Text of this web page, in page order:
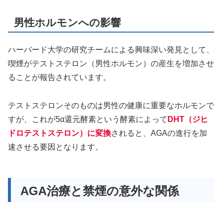
男性ホルモンへの影響
ハーバード大学の研究チームによる興味深い発見として、
喫煙がテストステロン（男性ホルモン）の産生を増加させ
ることが報告されています。
テストステロンそのものは男性の健康に重要なホルモンで
すが、これが5α還元酵素という酵素によって DHT（ジヒ
ドロテストステロン）に変換されると、AGAの進行を加
速させる要因となります。
AGA治療と禁煙の意外な関係